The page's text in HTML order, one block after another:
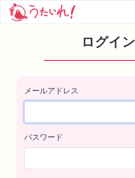
ログイン
メールアドレス
パスワード